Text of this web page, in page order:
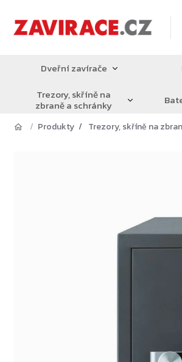
obsah
Dveřní zavírače
Trezory, skříně na
zbraně a schránky
Produkty Trezory, skříně na